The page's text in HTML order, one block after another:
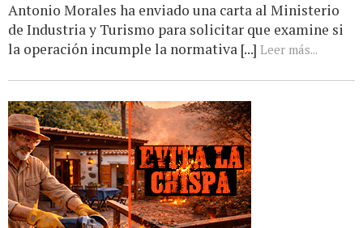
Antonio Morales ha enviado una carta al Ministerio
de Industria y Turismo para solicitar que examine si
la operación incumple la normativa [...] Leer más...